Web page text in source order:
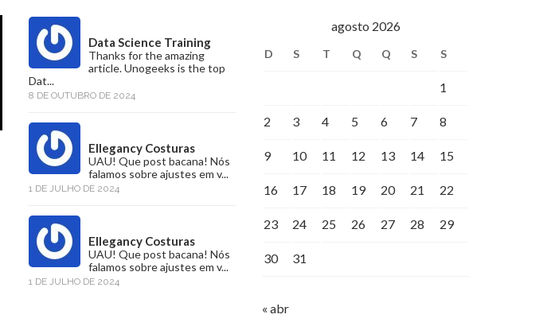
Data Science Training
Thanks for the amazing
article. Unogeeks is the top
Dat...
8 DE OUTUBRO DE 2024
Ellegancy Costuras
UAU! Que post bacana! Nós
falamos sobre ajustes em v...
1 DE JULHO DE 2024
Ellegancy Costuras
UAU! Que post bacana! Nós
falamos sobre ajustes em v...
1 DE JULHO DE 2024
agosto 2026
D S T Q Q S S
1
2 3 4 5 6 7 8
9 10 11 12 13 14 15
16 17 18 19 20 21 22
23 24 25 26 27 28 29
30 31
« abr